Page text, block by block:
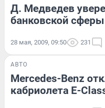
Д. Медведев
банковской
28 мая, 2009, 09:50 231
АВТО
Mercedes-Benz
кабриолета E-